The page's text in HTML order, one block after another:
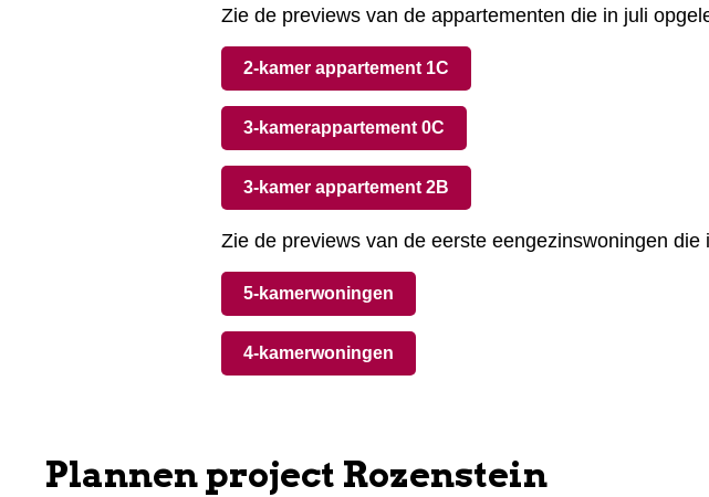
Zie de previews van de appartementen die in juli
2-kamer appartement 1C
3-kamerappartement 0C
3-kamer appartement 2B
Zie de previews van de eerste eengezinswoningen die
5-kamerwoningen
4-kamerwoningen
Plannen project Rozenstein